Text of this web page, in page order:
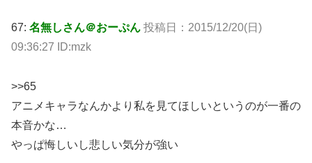
67: 名無しさん＠おーぷん 投稿日：2015/12/20(日)
09:36:27 ID:mzk
>>65
アニメキャラなんかより私を見てほしいというのが一番の
本音かな…
やっぱ悔しいし悲しい気分が強い